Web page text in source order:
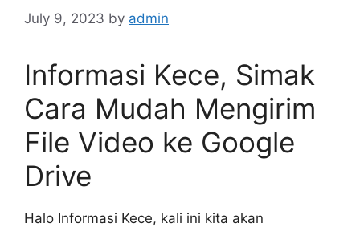
July 9, 2023 by admin
Informasi Kece, Simak
Cara Mudah Mengirim
File Video ke Google
Drive
Halo Informasi Kece, kali ini kita akan